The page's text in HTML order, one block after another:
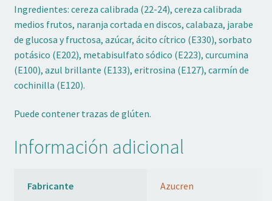
Ingredientes: cereza calibrada (22-24), cereza calibrada
medios frutos, naranja cortada en discos, calabaza, jarabe
de glucosa y fructosa, azúcar, ácito cítrico (E330), sorbato
potásico (E202), metabisulfato sódico (E223), curcumina
(E100), azul brillante (E133), eritrosina (E127), carmín de
cochinilla (E120).
Puede contener trazas de glúten.
Información adicional
Fabricante Azucren